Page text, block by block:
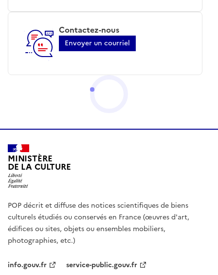
Contactez-nous
Envoyer un courriel
MINISTÈRE
DE LA CULTURE
POP décrit et diffuse des notices scientifiques de biens
culturels étudiés ou conservés en France (œuvres d'art,
édifices ou sites, objets ou ensembles mobiliers,
photographies, etc.)
info.gouv.fr service-public.gouv.fr